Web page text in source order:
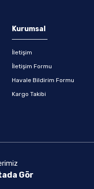
Kurumsal
İletişim
İletişim Formu
Havale Bildirim Formu
Kargo Takibi
Gör